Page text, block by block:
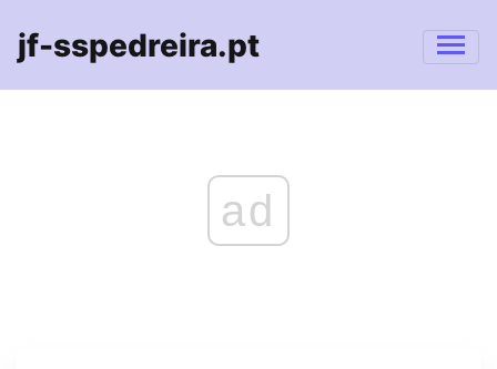
jf-sspedreira.pt
ad